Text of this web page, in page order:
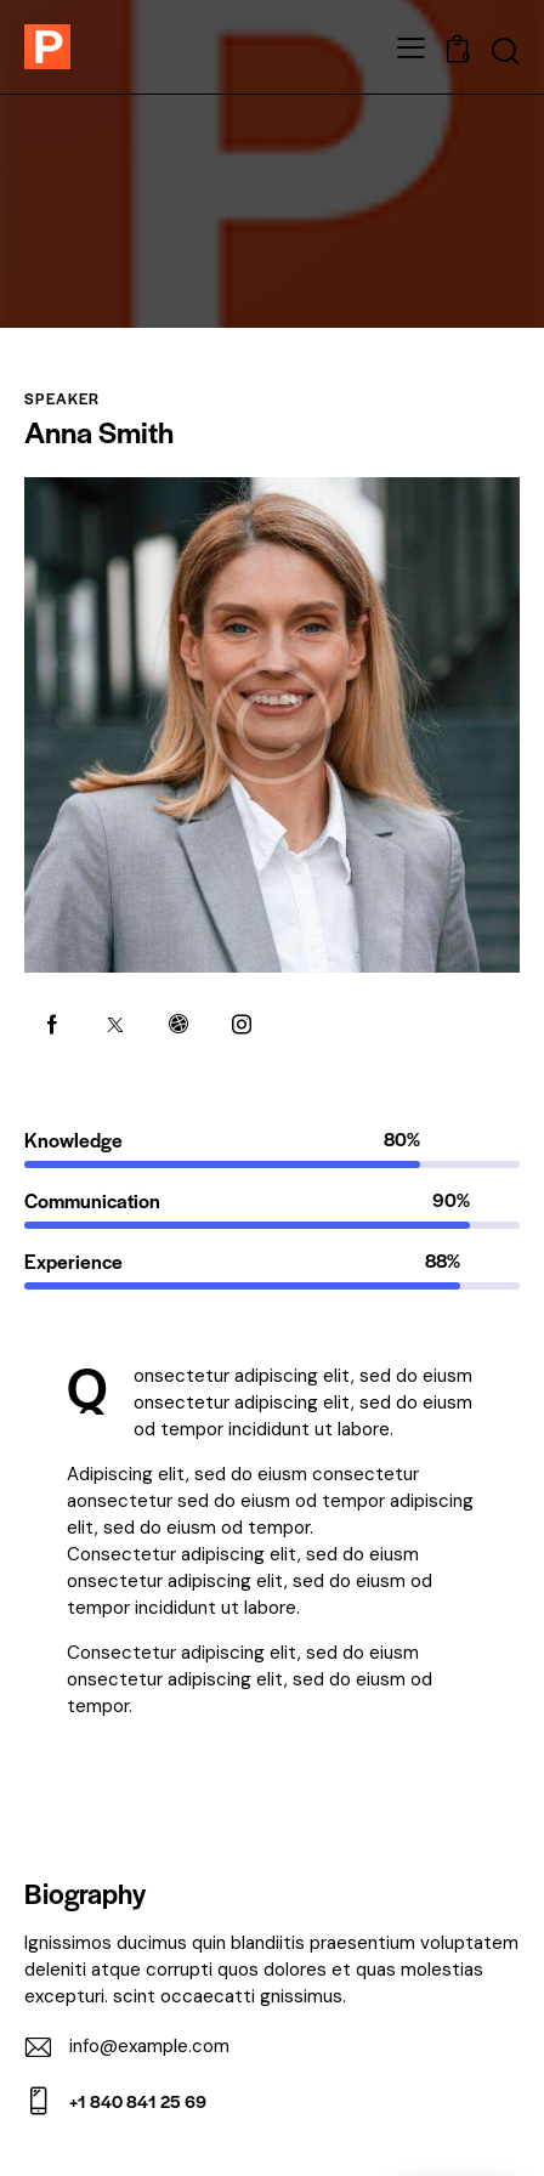
0
SPEAKER
Anna Smith
Knowledge 80%
Communication 90%
Experience 88%
Q
onsectetur adipiscing elit, sed do eiusm
onsectetur adipiscing elit, sed do eiusm
od tempor incididunt ut labore.
Adipiscing elit, sed do eiusm consectetur
aonsectetur sed do eiusm od tempor adipiscing
elit, sed do eiusm od tempor.
Consectetur adipiscing elit, sed do eiusm
onsectetur adipiscing elit, sed do eiusm od
tempor incididunt ut labore.
Consectetur adipiscing elit, sed do eiusm
onsectetur adipiscing elit, sed do eiusm od
tempor.
Biography
Ignissimos ducimus quin blandiitis praesentium voluptatem
deleniti atque corrupti quos dolores et quas molestias
excepturi. scint occaecatti gnissimus.
E-
m
info@example.com
+1 840 841 25 69